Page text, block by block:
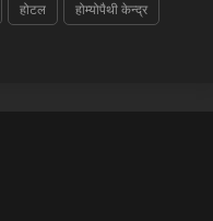
होटल होम्योपैथी केन्द्र